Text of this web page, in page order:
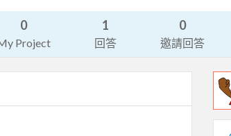
0
Project
1
回答
0
邀請回答